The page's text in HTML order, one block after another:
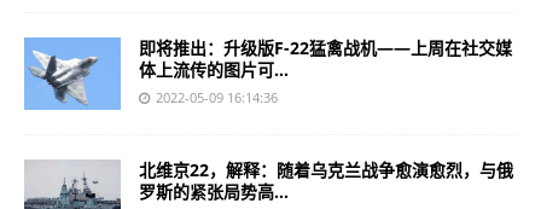
即将推出：升级版F-22猛禽战机——上周在社交媒
体上流传的图片可...
2022-05-09 16:14:36
北维京22，解释：随着乌克兰战争愈演愈烈，与俄
罗斯的紧张局势高...